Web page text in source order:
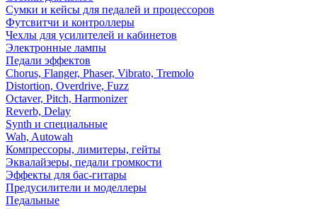
Сумки и кейсы для педалей и процессоров
Футсвитчи и контроллеры
Чехлы для усилителей и кабинетов
Электронные лампы
Педали эффектов
Chorus, Flanger, Phaser, Vibrato, Tremolo
Distortion, Overdrive, Fuzz
Octaver, Pitch, Harmonizer
Reverb, Delay
Synth и специальные
Wah, Autowah
Компрессоры, лимитеры, гейты
Эквалайзеры, педали громкости
Эффекты для бас-гитары
Предусилители и моделлеры
Педальные